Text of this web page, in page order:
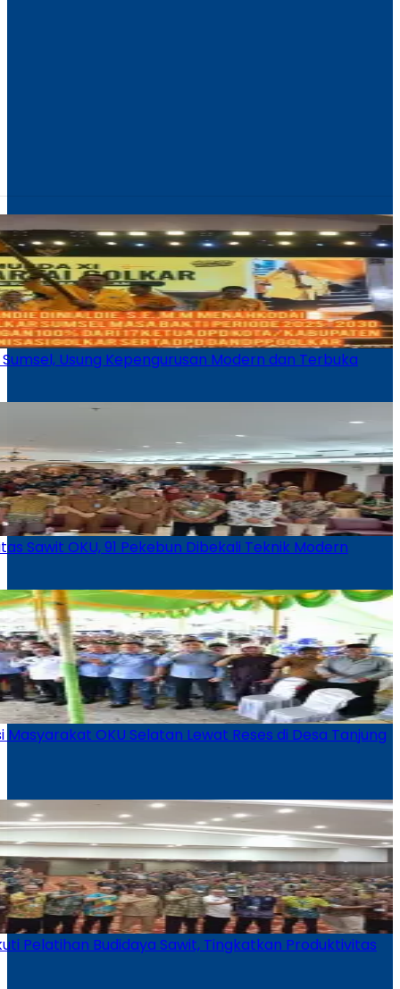
Usung Kepengurusan Modern dan Terbuka
Sawit OKU, 91 Pekebun Dibekali Teknik Modern
Masyarakat OKU Selatan Lewat Reses di Desa Tanjung
Pelatihan Budidaya Sawit, Tingkatkan Produktivitas